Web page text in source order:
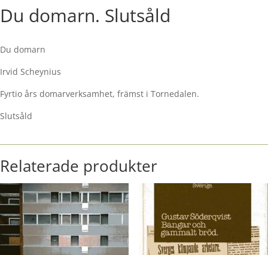
Du domarn. Slutsåld
Du domarn
Irvid Scheynius
Fyrtio års domarverksamhet, främst i Tornedalen.
Slutsåld
Relaterade produkter